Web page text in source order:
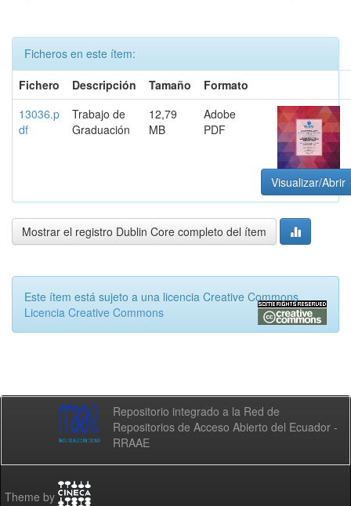
Ficheros en este ítem:
Fichero
Descripción Tamaño
Formato
13036.p
df
Trabajo de
Graduación
12,79
MB
Adobe
PDF
Visualizar/Abrir
Mostrar el registro Dublin Core completo del ítem
Este ítem está sujeto a una licencia Creative Commons
Licencia Creative Commons
Repositorio integrado a la Red de
Repositorios de Acceso Abierto del Ecuador -
RRAAE
Theme by